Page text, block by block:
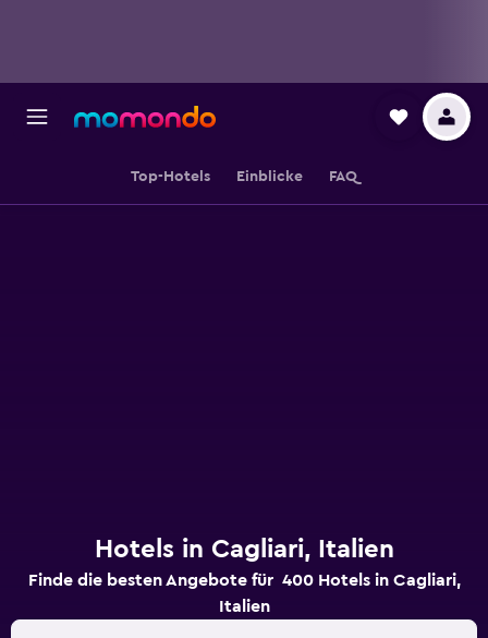
Top-Hotels Einblicke FAQ
Hotels in Cagliari, Italien
Finde die besten Angebote für 400 Hotels in Cagliari,
Italien